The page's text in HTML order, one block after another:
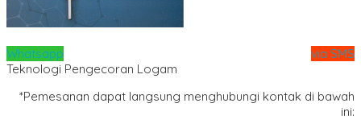
Whatsapp
via SMS
Teknologi Pengecoran Logam
*Pemesanan dapat langsung menghubungi kontak di bawah
ini: